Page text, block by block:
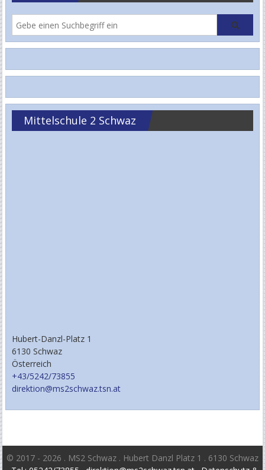
Mittelschule 2 Schwaz
Hubert-Danzl-Platz 1
6130 Schwaz
Österreich
+43/5242/73855
direktion@ms2schwaz.tsn.at
© 2017 - 2026 . MS2 Schwaz . Hubert Danzl Platz 1 . 6130 Schwaz